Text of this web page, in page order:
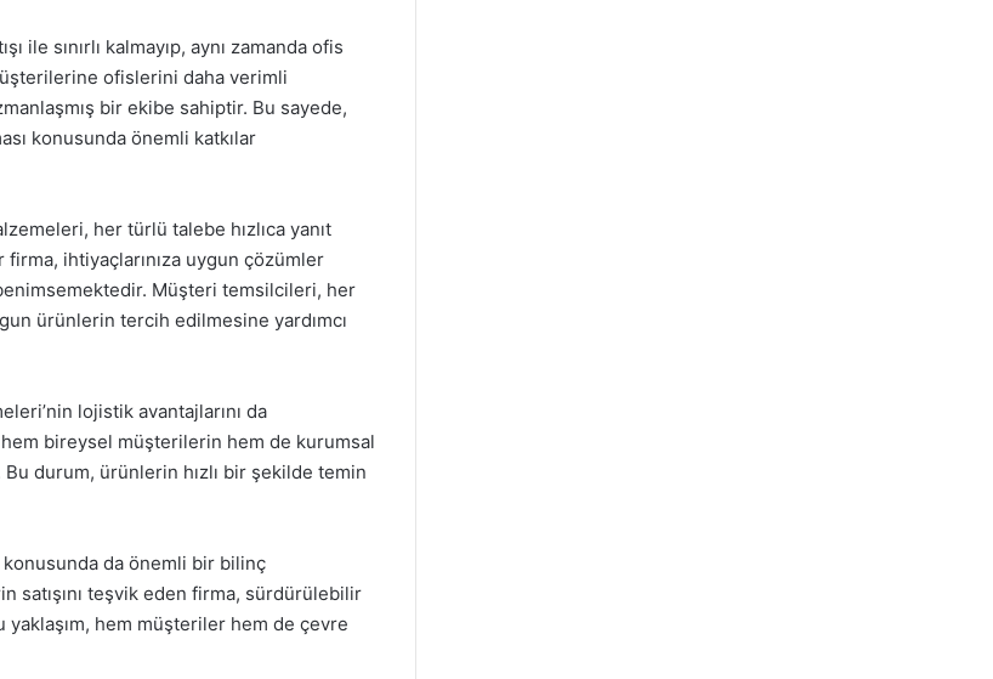
ile sınırlı kalmayıp, aynı zamanda ofis
ofislerini daha verimli
bir ekibe sahiptir. Bu sayede,
konusunda önemli katkılar
her türlü talebe hızlıca yanıt
ihtiyaçlarınıza uygun çözümler
Müşteri temsilcileri, her
ürünlerin tercih edilmesine yardımcı
lojistik avantajlarını da
hem bireysel müşterilerin hem de kurumsal
Bu durum, ürünlerin hızlı bir şekilde temin
da önemli bir bilinç
satışını teşvik eden firma, sürdürülebilir
hem müşteriler hem de çevre